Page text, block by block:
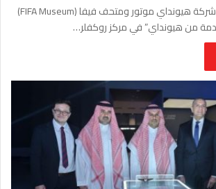
يونيو 2026 – افتتحت شركة هيونداي موتور ومتحف فيفا (FIFA Museum)
من هيونداي” في مركز روكفلر…